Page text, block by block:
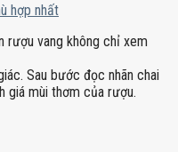
hợp nhất
rượu vang không chỉ xem
Sau bước đọc nhãn chai
giá mùi thơm của rượu.